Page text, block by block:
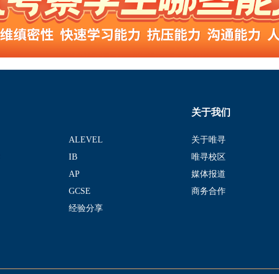
ALEVEL
IB
AP
GCSE
经验分享
关于我们
关于唯寻
唯寻校区
媒体报道
商务合作